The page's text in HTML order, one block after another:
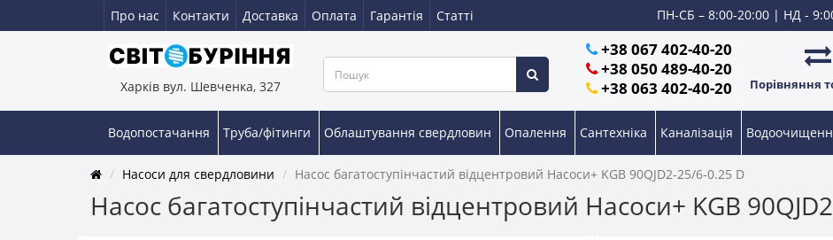
Про нас Контакти Доставка Оплата Гарантія Статті ПН-СБ – 8:00-20:00 | НД -
Харків вул. Шевченка, 327
+38 067 402-40-20
+38 050 489-40-20
+38 063 402-40-20
Порівняння
Водопостачання Труба/фітинги Облаштування свердловин Опалення Сантехніка Каналізація
Насоси для свердловини Насос багатоступінчастий відцентровий Насоси+ KGB 90QJD2-25/6-0.25 D
Насос багатоступінчастий відцентровий Насоси+ KGB